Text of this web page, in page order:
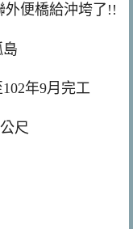
外便橋給沖垮了!!
年9月完工
尺